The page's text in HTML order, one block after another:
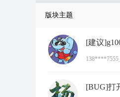
版块主题
[建议
[BUG]打